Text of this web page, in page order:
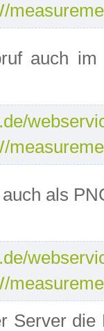
auch
als
Server